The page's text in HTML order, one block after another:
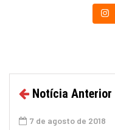
Notícia Anterior
7 de agosto de 2018